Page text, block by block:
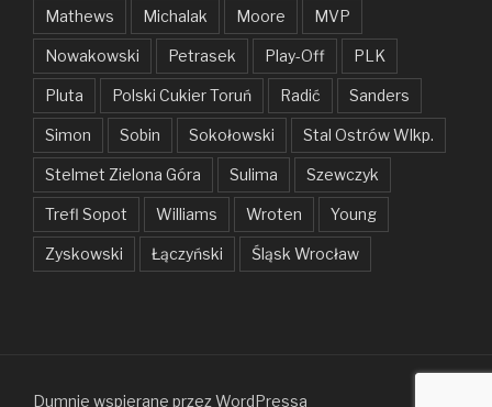
Mathews Michalak Moore MVP
Nowakowski Petrasek Play-Off PLK
Pluta Polski Cukier Toruń Radić Sanders
Simon Sobin Sokołowski Stal Ostrów Wlkp.
Stelmet Zielona Góra Sulima Szewczyk
Trefl Sopot Williams Wroten Young
Zyskowski Łączyński Śląsk Wrocław
Dumnie wspierane przez WordPressa